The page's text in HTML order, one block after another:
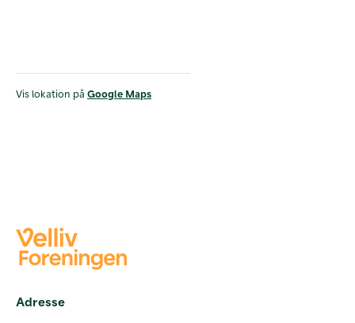
Vis lokation på Google Maps
Adresse